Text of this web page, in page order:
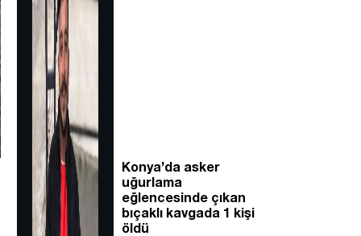
Konya’da asker
uğurlama
eğlencesinde çıkan
bıçaklı kavgada 1 kişi
öldü